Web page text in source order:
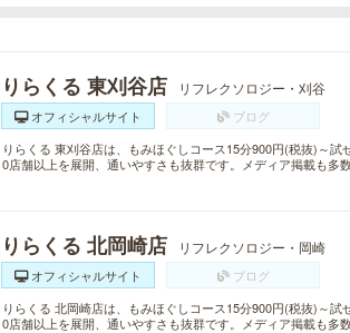
りらくる 東刈谷店 リフレクソロジー・刈谷
オフィシャルサイト
ブログ
りらくる 東刈谷店は、もみほぐしコース15分900円(税抜)～
0店舗以上を展開、通いやすさも抜群です。メディア掲載も多数
りらくる 北岡崎店 リフレクソロジー・岡崎
オフィシャルサイト
ブログ
りらくる 北岡崎店は、もみほぐしコース15分900円(税抜)～
0店舗以上を展開、通いやすさも抜群です。メディア掲載も多数